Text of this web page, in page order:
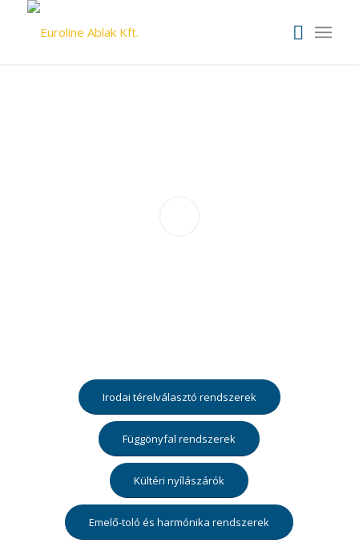
Irodai térelválasztó rendszerek
Függönyfal rendszerek
Kültéri nyílászárók
Emelő-toló és harmónika rendszerek